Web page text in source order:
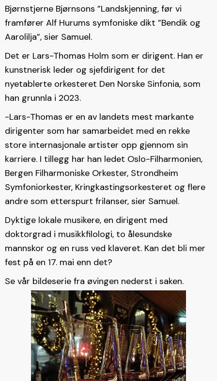
Bjørnstjerne Bjørnsons ”Landskjenning, før vi
framfører Alf Hurums symfoniske dikt ”Bendik og
Aarolilja”, sier Samuel.
Det er Lars-Thomas Holm som er dirigent. Han er
kunstnerisk leder og sjefdirigent for det
nyetablerte orkesteret Den Norske Sinfonia, som
han grunnla i 2023.
-Lars-Thomas er en av landets mest markante
dirigenter som har samarbeidet med en rekke
store internasjonale artister opp gjennom sin
karriere. I tillegg har han ledet Oslo-Filharmonien,
Bergen Filharmoniske Orkester, Strondheim
Symfoniorkester, Kringkastingsorkesteret og flere
andre som etterspurt frilanser, sier Samuel.
Dyktige lokale musikere, en dirigent med
doktorgrad i musikkfilologi, to ålesundske
mannskor og en russ ved klaveret. Kan det bli mer
fest på en 17. mai enn det?
Se vår bildeserie fra øvingen nederst i saken.